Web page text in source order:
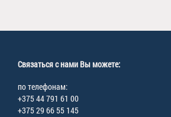
Связаться с нами Вы можете:
по телефонам:
+375 44 791 61 00
+375 29 66 55 145